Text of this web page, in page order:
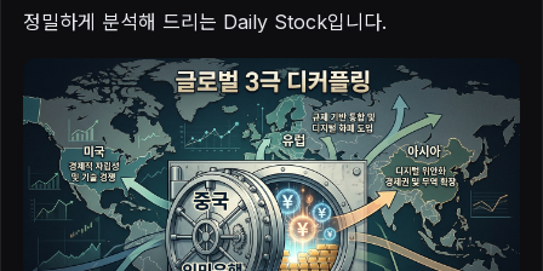
정밀하게 분석해 드리는 Daily Stock입니다.